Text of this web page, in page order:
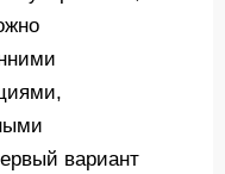
вариант